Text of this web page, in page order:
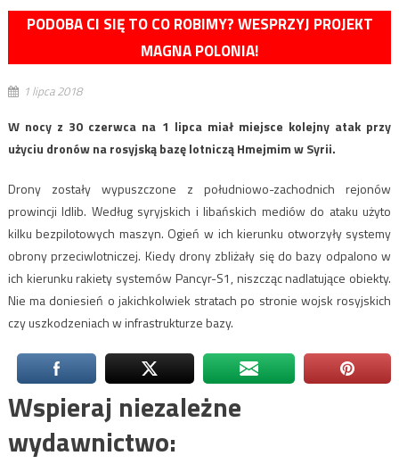
PODOBA CI SIĘ TO CO ROBIMY? WESPRZYJ PROJEKT
MAGNA POLONIA!
1 lipca 2018
W nocy z 30 czerwca na 1 lipca miał miejsce kolejny atak przy
użyciu dronów na rosyjską bazę lotniczą Hmejmim w Syrii.
Drony zostały wypuszczone z południowo-zachodnich rejonów
prowincji Idlib. Według syryjskich i libańskich mediów do ataku użyto
kilku bezpilotowych maszyn. Ogień w ich kierunku otworzyły systemy
obrony przeciwlotniczej. Kiedy drony zbliżały się do bazy odpalono w
ich kierunku rakiety systemów Pancyr-S1, niszcząc nadlatujące obiekty.
Nie ma doniesień o jakichkolwiek stratach po stronie wojsk rosyjskich
czy uszkodzeniach w infrastrukturze bazy.
Wspieraj niezależne
wydawnictwo: